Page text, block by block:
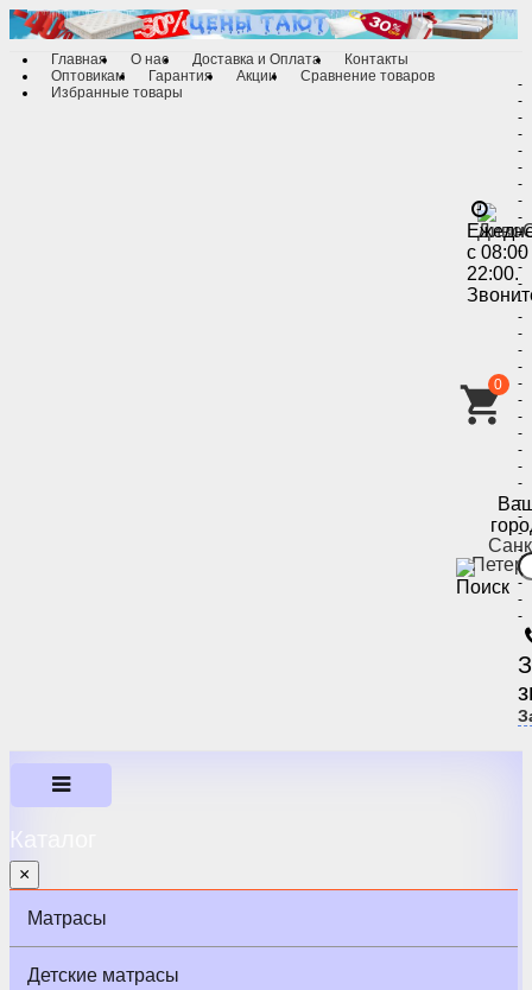
Главная О нас Доставка и Оплата
Контакты
Оптовикам
Гарантия Акции
Сравнение товаров
Избранные товары
с
22:00.
-
-
-
-
-
-
-
-
-
-
-
-
-
-
-
-
-
-
-
-
-
-
-
-
-
-
-
-
-
-
-
-
-
0
Каталог
×
Матрасы
Детские матрасы